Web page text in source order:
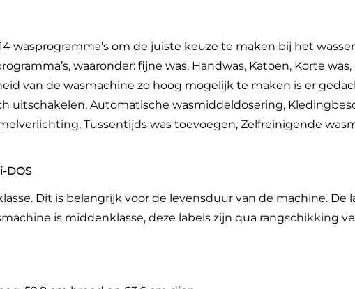
wasprogramma’s om de juiste keuze te maken bij het
waaronder: fijne was, Handwas, Katoen, Korte was,
van de wasmachine zo hoog mogelijk te maken is er
uitschakelen, Automatische wasmiddeldosering,
Tussentijds was toevoegen, Zelfreinigende
DOS
Dit is belangrijk voor de levensduur van de machine. De
is middenklasse, deze labels zijn qua rangschikking